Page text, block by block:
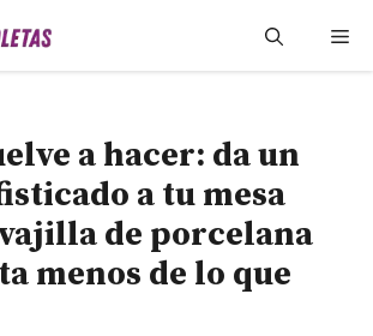
a hacer: da un
a tu mesa
de porcelana
menos de lo que